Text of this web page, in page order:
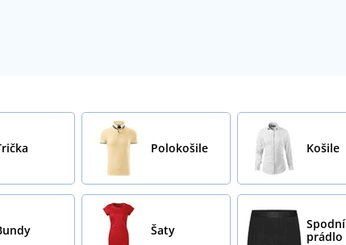
Polokošile Košile
Šaty
Spodní
prádlo